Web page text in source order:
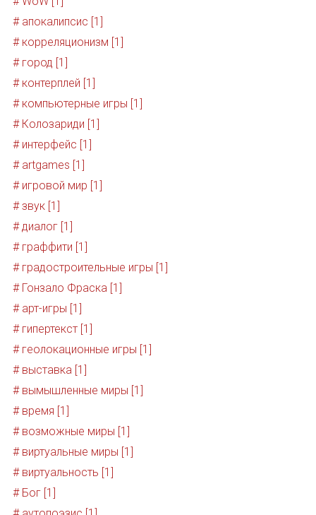
# апокалипсис [1]
# корреляционизм [1]
# город [1]
# контерплей [1]
# компьютерные игры [1]
# Колозариди [1]
# интерфейс [1]
# artgames [1]
# игровой мир [1]
# звук [1]
# диалог [1]
# граффити [1]
# градостроительные игры [1]
# Гонзало Фраска [1]
# арт-игры [1]
# гипертекст [1]
# геолокационные игры [1]
# выставка [1]
# вымышленные миры [1]
# время [1]
# возможные миры [1]
# виртуальные миры [1]
# виртуальность [1]
# Бог [1]